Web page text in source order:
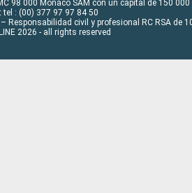
98 000 Monaco SAM con un capital de 150 000
tel : (00) 377 97 97 84 50
Responsabilidad civil y profesional RC RSA de
2026 - all rights reserved